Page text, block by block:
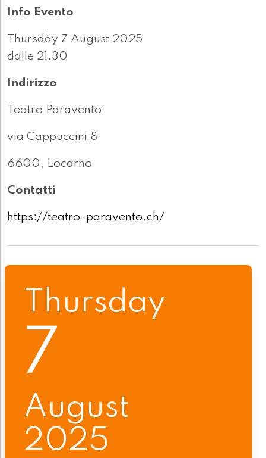
Info Evento
Thursday 7 August 2025
dalle 21.30
Indirizzo
Teatro Paravento
via Cappuccini 8
6600, Locarno
Contatti
https://teatro-paravento.ch/
Thursday
7
August
2025